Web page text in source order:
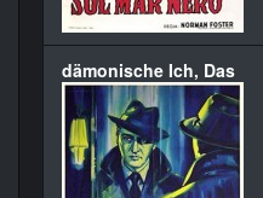
dämonische Ich, Das